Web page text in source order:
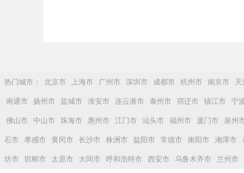
热门城市： 北京市 上海市 广州市 深圳市 成都市 杭州市 南京市 天
南通市 扬州市 盐城市 淮安市 连云港市 泰州市 宿迁市 镇江市 宁
佛山市 中山市 珠海市 惠州市 江门市 汕头市 福州市 厦门市 泉州
石市 孝感市 黄冈市 长沙市 株洲市 益阳市 常德市 衡阳市 湘潭市
坊市 邯郸市 太原市 大同市 呼和浩特市 西安市 乌鲁木齐市 兰州市